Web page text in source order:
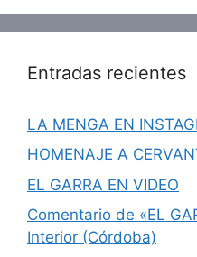
Entradas recientes
LA MENGA EN
HOMENAJE A
EL GARRA EN VIDEO
Comentario de «EL
Interior (Córdoba)